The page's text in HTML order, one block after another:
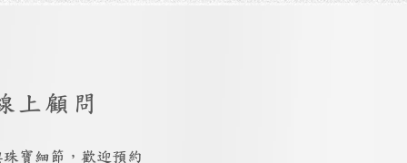
上顧問
寶細節，歡迎預約